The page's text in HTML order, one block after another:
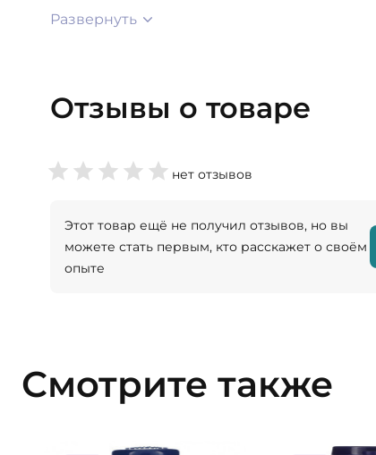
Развернуть
Отзывы о товаре
нет отзывов
Этот товар ещё не получил отзывов, но вы
можете стать первым, кто расскажет о своём
опыте
Смотрите также